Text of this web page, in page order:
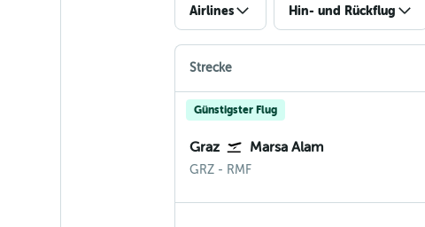
Airlines Hin- und Rückflug
Strecke
Günstigster Flug
Graz Marsa Alam
GRZ Graz
- RMF